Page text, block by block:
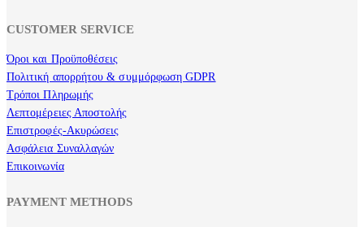
CUSTOMER SERVICE
Όροι και Προϋποθέσεις
Πολιτική απορρήτου & συμμόρφωση GDPR
Τρόποι Πληρωμής
Λεπτομέρειες Αποστολής
Επιστροφές-Ακυρώσεις
Ασφάλεια Συναλλαγών
Επικοινωνία
PAYMENT METHODS